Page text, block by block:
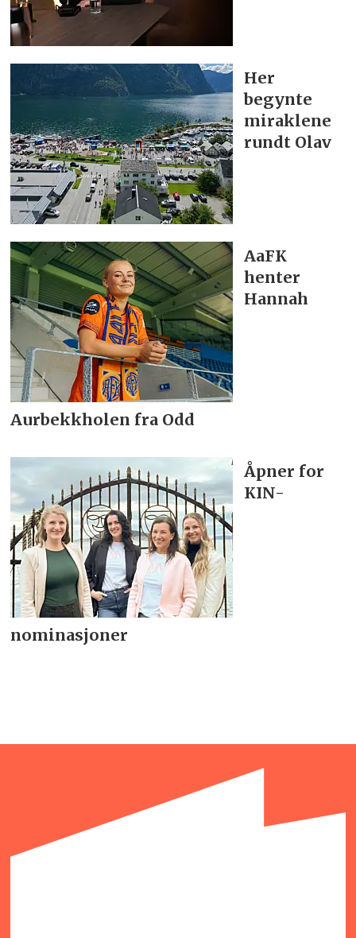
Her
begynte
miraklene
rundt Olav
AaFK
henter
Hannah
Aurbekkholen fra Odd
Åpner for
KIN-
nominasjoner